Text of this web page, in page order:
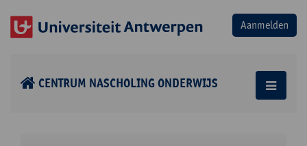
CENTRUM NASCHOLING ONDERWIJS